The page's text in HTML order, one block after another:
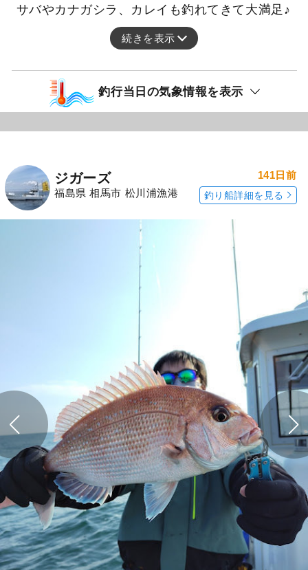
サバやカナガシラ、カレイも釣れてきて大満足♪
続きを表示
釣行当日の気象情報を表示
ジガーズ
福島県 相馬市 松川浦漁港
141日前
釣り船詳細を見る